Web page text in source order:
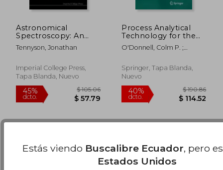
dcto. $ 188.33 dcto.
Astronomical
Spectroscopy: An
Introduction to the
Atomic and Molecular
Astronomical Spectra
(en Inglés)
Tennyson, Jonathan
Imperial College Press,
Tapa Blanda, Nuevo
Process Analytical
Technology for the
Food Industry (en
Inglés)
O'Donnell, Colm P. ;
J.
Springer, Tapa Blanda,
Nuevo
Estás viendo Buscalibre Ecuador, pero
Estados Unidos